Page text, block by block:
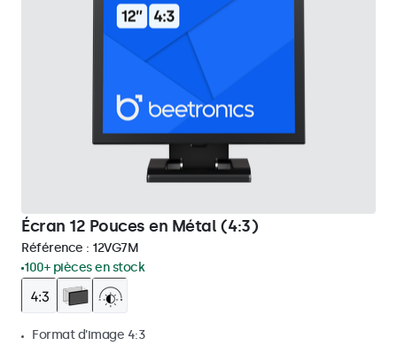
Écran 12 Pouces en Métal (4:3)
Référence : 12VG7M
100+ pièces en stock
Format d'image 4:3